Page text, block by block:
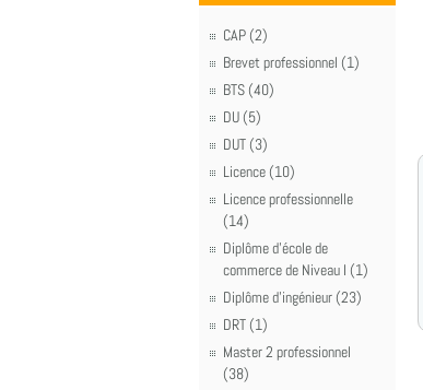
CAP (2)
Brevet professionnel (1)
BTS (40)
DU (5)
DUT (3)
Licence (10)
Licence professionnelle
(14)
Diplôme d'école de
commerce de Niveau I (1)
Diplôme d'ingénieur (23)
DRT (1)
Master 2 professionnel
(38)